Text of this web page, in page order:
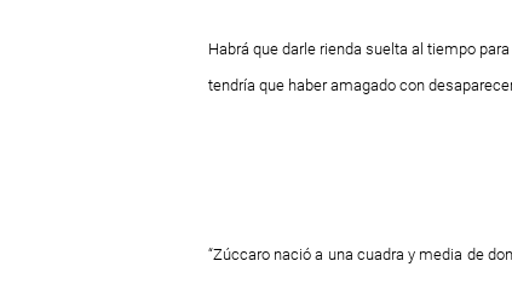
Habrá que darle rienda suelta al tiempo
tendría que haber amagado con
“Zúccaro nació a una cuadra y media de